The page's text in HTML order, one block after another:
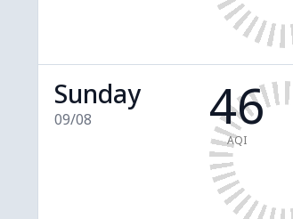
Sunday
09/08 46
AQI